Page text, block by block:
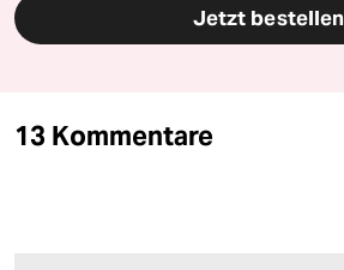
Jetzt bestellen
13 Kommentare